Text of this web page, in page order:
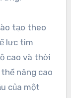
tạo theo
lực tim
cao và thời
nâng cao
của một